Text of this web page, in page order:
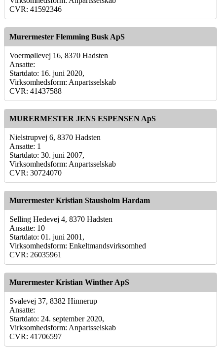
CVR: 41592346
Murermester Flemming Busk ApS
Voermøllevej 16, 8370 Hadsten
Ansatte:
Startdato: 16. juni 2020,
Virksomhedsform: Anpartsselskab
CVR: 41437588
MURERMESTER JENS ESPENSEN ApS
Nielstrupvej 6, 8370 Hadsten
Ansatte: 1
Startdato: 30. juni 2007,
Virksomhedsform: Anpartsselskab
CVR: 30724070
Murermester Kristian Stausholm Hardam
Selling Hedevej 4, 8370 Hadsten
Ansatte: 10
Startdato: 01. juni 2001,
Virksomhedsform: Enkeltmandsvirksomhed
CVR: 26035961
Murermester Kristian Winther ApS
Svalevej 37, 8382 Hinnerup
Ansatte:
Startdato: 24. september 2020,
Virksomhedsform: Anpartsselskab
CVR: 41706597